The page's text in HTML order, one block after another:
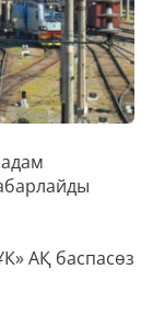
АҚ баспасөз